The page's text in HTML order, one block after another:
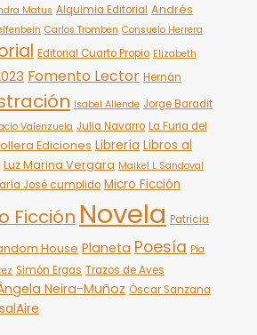
Matus Alquimia Editorial Andrés
Carlos Tromben Consuelo Herrera
Editorial Cuarto Propio Elizabeth
Fomento Lector Hernán
Isabel Allende Jorge Baradit
Valenzuela Julia Navarro La Furia del
Ediciones Librería Libros al
Luz Marina Vergara Maikel L Sandoval
José cumplido Micro Ficción
Ficción Novela Patricia
House Planeta Poesía Pía
Simón Ergas Trazos de Aves
Neira-Muñoz Óscar Sanzana